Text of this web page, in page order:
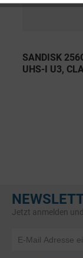
SANDISK
UHS-I U3,
Jetzt anmelden